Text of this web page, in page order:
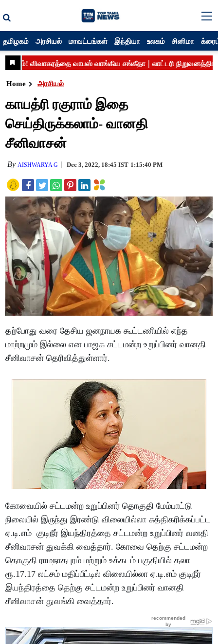
தமிழகம் அரசியல் மாவட்டங்கள் இந்தியா உலகம் சினிமா
Home அரசியல்
காயத்ரி ரகுராம் இதை
செய்திருக்கலாம்- வானதி
சீனிவாசன்
By AISHWARYA G Dec 3, 2022, 18:45 IST 1:15:40 PM
தற்போது வரை தேசிய ஜனநாயக கூட்டணியில் எந்த
மாற்றமும் இல்லை என பாஜக சட்டமன்ற உறுப்பினர் வானதி
சீனிவாசன் தெரிவித்துள்ளார்.
கோவையில் சட்டமன்ற உறுப்பினர் தொகுதி மேம்பாட்டு
நிலையில் இருந்து இரண்டு விலையில்லா சுத்திகரிக்கப்பட்ட
ஏ.டி.எம் குடிநீர் இயந்திரத்தை சட்டமன்ற உறுப்பினர் வனதி
சீனிவாசன் துவக்கி வைத்தார். கோவை தெற்கு சட்டமன்ற
தொகுதி ராமநாதபுரம் மற்றும் உக்கடம் பகுதியில் தலா
ரூ.17.17 லட்சம் மதிப்பீட்டில் விலையில்லா ஏ.டி.எம் குடிநீர்
இயந்திரத்தை தெற்கு சட்டமன்ற உறுப்பினர் வானதி
சீனிவாசன் துவங்கி வைத்தார்.